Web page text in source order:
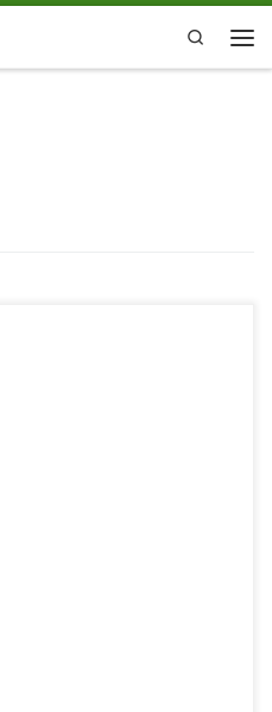
Search